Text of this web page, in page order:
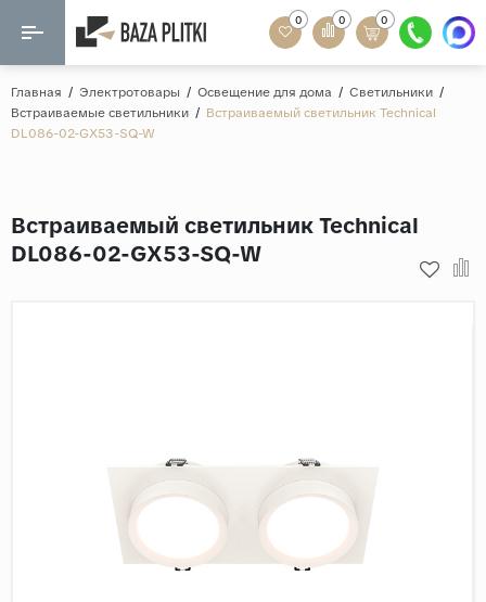
Назад
Керамогранит
Назад
20x120
Дерево
Камень
Мозаика
0 0 0
Главная / Электротовары / Освещение для дома / Светильники /
Встраиваемые светильники / Встраиваемый светильник Technical
DL086-02-GX53-SQ-W
Встраиваемый светильник Technical
DL086-02-GX53-SQ-W